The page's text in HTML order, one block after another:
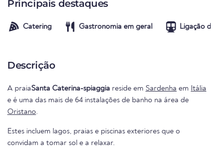
Principais destaques
Catering Gastronomia em geral Ligação de
Descrição
A praiaSanta Caterina-spiaggia reside em Sardenha em Itália
e é uma das mais de 64 instalações de banho na área de
Oristano.
Estes incluem lagos, praias e piscinas exteriores que o
convidam a tomar sol e a relaxar.